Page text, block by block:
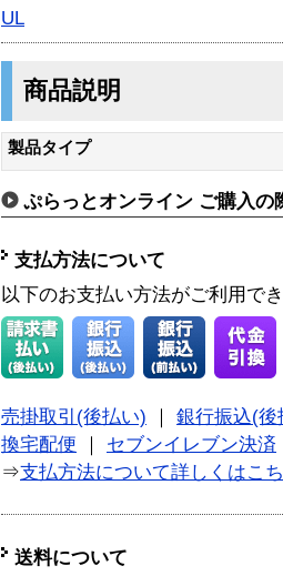
UL
商品説明
製品タイプ
ぷらっとオンライン ご購入の
支払方法について
以下のお支払い方法がご利用で
売掛取引(後払い)
銀行振込(後
換宅配便
セブンイレブン決済
⇒支払方法について詳しくはこ
送料について